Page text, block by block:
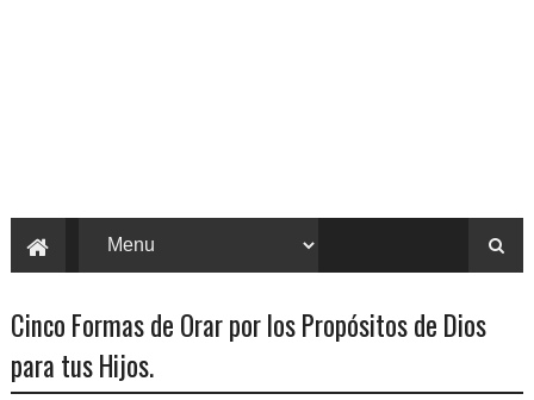
Cinco Formas de Orar por los Propósitos de Dios
para tus Hijos.